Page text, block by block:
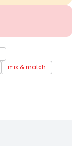
mix & match